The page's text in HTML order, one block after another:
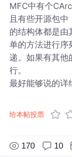
MFC中有个
且有些开源包
的结构体都是由
单的方法进行序
递。如果有其他
行。
最好能够说的详
给本帖投票
170 10